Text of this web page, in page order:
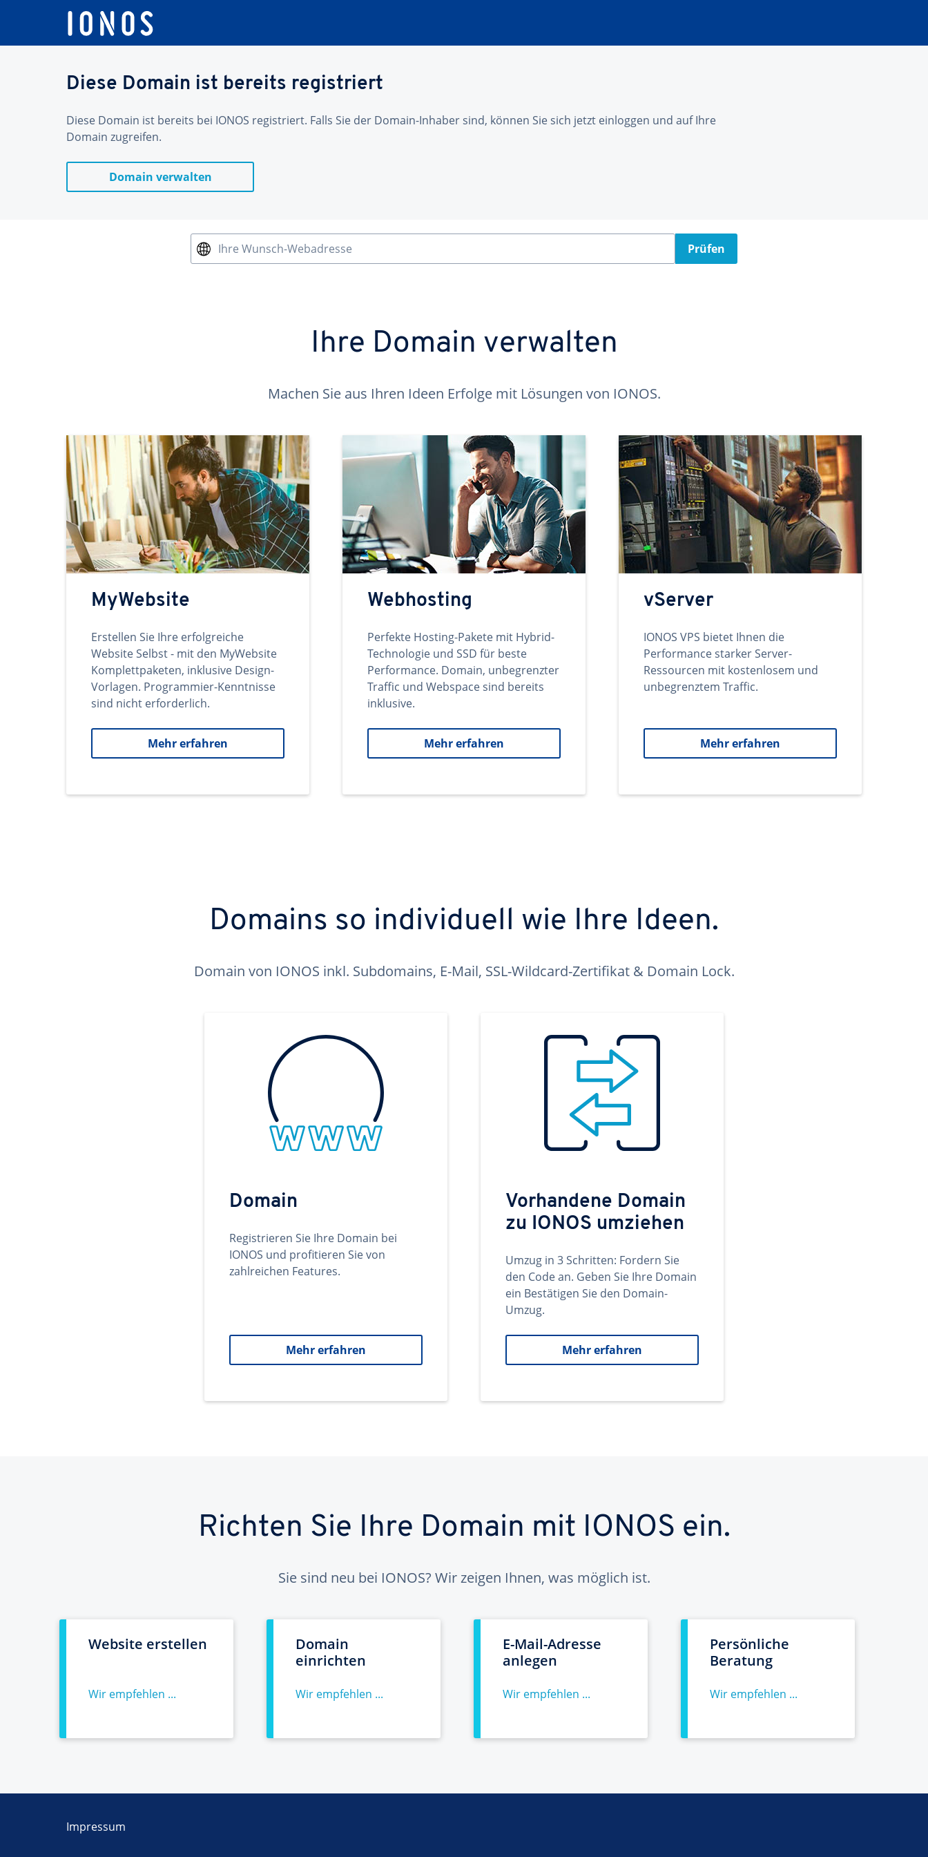
Diese Domain ist bereits registriert
Diese Domain ist bereits bei IONOS registriert. Falls Sie der Domain-Inhaber sind, können Sie sich jetzt einloggen und auf Ihre
Domain zugreifen.
Domain verwalten
Ihre Wunsch-Webadresse Prüfen
Ihre Domain verwalten
Machen Sie aus Ihren Ideen Erfolge mit Lösungen von IONOS.
MyWebsite
Erstellen Sie Ihre erfolgreiche
Website Selbst - mit den MyWebsite
Komplettpaketen, inklusive Design-
Vorlagen. Programmier-Kenntnisse
sind nicht erforderlich.
Mehr erfahren
Webhosting
Perfekte Hosting-Pakete mit Hybrid-
Technologie und SSD für beste
Performance. Domain, unbegrenzter
Traffic und Webspace sind bereits
inklusive.
Mehr erfahren
vServer
IONOS VPS bietet Ihnen die
Performance starker Server-
Ressourcen mit kostenlosem und
unbegrenztem Traffic.
Mehr erfahren
Domains so individuell wie Ihre Ideen.
Domain von IONOS inkl. Subdomains, E-Mail, SSL-Wildcard-Zertifikat & Domain Lock.
Domain
Registrieren Sie Ihre Domain bei
IONOS und profitieren Sie von
zahlreichen Features.
Mehr erfahren
Vorhandene Domain
zu IONOS umziehen
Umzug in 3 Schritten: Fordern Sie
den Code an. Geben Sie Ihre Domain
ein Bestätigen Sie den Domain-
Umzug.
Mehr erfahren
Richten Sie Ihre Domain mit IONOS ein.
Sie sind neu bei IONOS? Wir zeigen Ihnen, was möglich ist.
Website erstellen
Wir empfehlen ...
Domain
einrichten
Wir empfehlen ...
E-Mail-Adresse
anlegen
Wir empfehlen ...
Persönliche
Beratung
Wir empfehlen ...
Impressum